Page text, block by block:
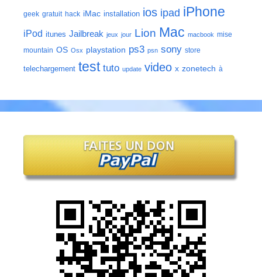
geek gratuit hack iMac installation ios ipad iPhone
iPod itunes Jailbreak jeux jour Lion Mac macbook mise
mountain OS Osx playstation ps3 psn sony store
telechargement test tuto update video x zonetech à